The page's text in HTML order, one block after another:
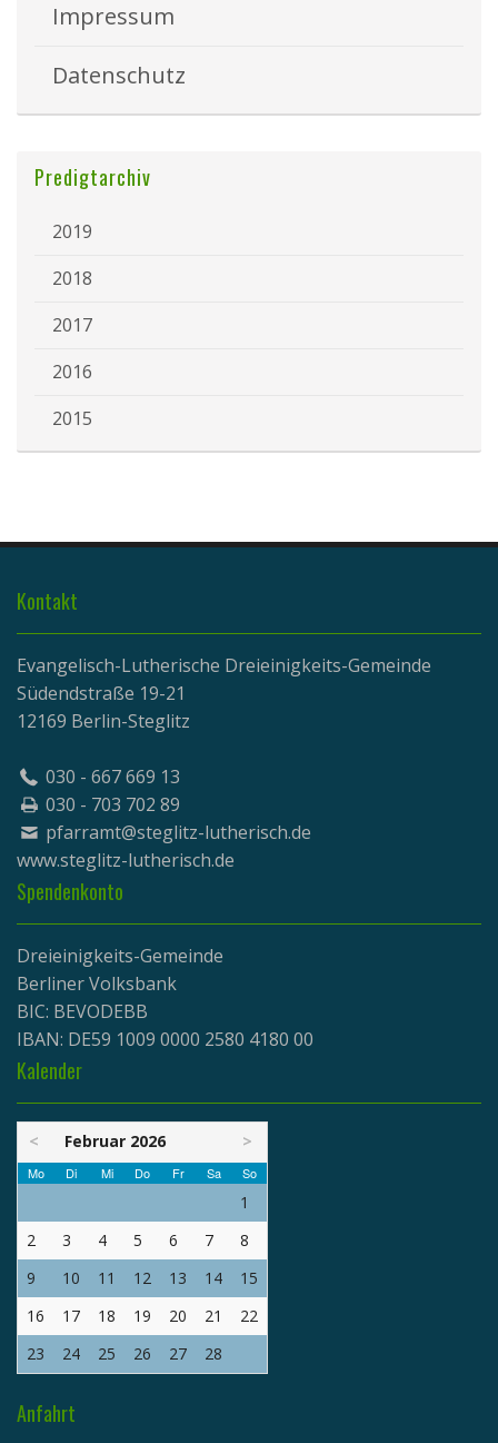
Impressum
Datenschutz
Predigtarchiv
2019
2018
2017
2016
2015
Kontakt
Evangelisch-Lutherische Dreieinigkeits-Gemeinde
Südendstraße 19-21
12169 Berlin-Steglitz
030 - 667 669 13
030 - 703 702 89
pfarramt@steglitz-lutherisch.de
www.steglitz-lutherisch.de
Spendenkonto
Dreieinigkeits-Gemeinde
Berliner Volksbank
BIC: BEVODEBB
IBAN: DE59 1009 0000 2580 4180 00
Kalender
< Februar 2026 >
Mo Di Mi Do Fr Sa So
1
2
3 4 5 6 7
8
9
10 11 12 13 14
15
16
17 18 19 20 21
22
23
24 25 26 27 28
Anfahrt